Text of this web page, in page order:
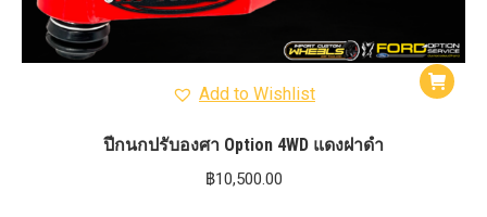
Add to Wishlist
ปีกนกปรับองศา Option 4WD แดงฝาดำ
฿10,500.00